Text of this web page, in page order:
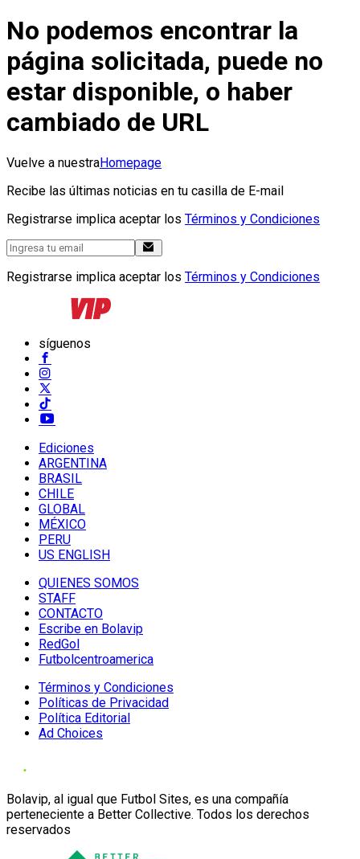
No podemos encontrar la
página solicitada, puede no
estar disponible, o haber
cambiado de URL
Vuelve a nuestraHomepage
Recibe las últimas noticias en tu casilla de E-mail
Registrarse implica aceptar los Términos y Condiciones
Registrarse implica aceptar los Términos y Condiciones
síguenos
Ediciones
ARGENTINA
BRASIL
CHILE
GLOBAL
MÉXICO
PERU
US ENGLISH
QUIENES SOMOS
STAFF
CONTACTO
Escribe en Bolavip
RedGol
Futbolcentroamerica
Términos y Condiciones
Políticas de Privacidad
Política Editorial
Ad Choices
Bolavip, al igual que Futbol Sites, es una compañía
perteneciente a Better Collective. Todos los derechos
reservados